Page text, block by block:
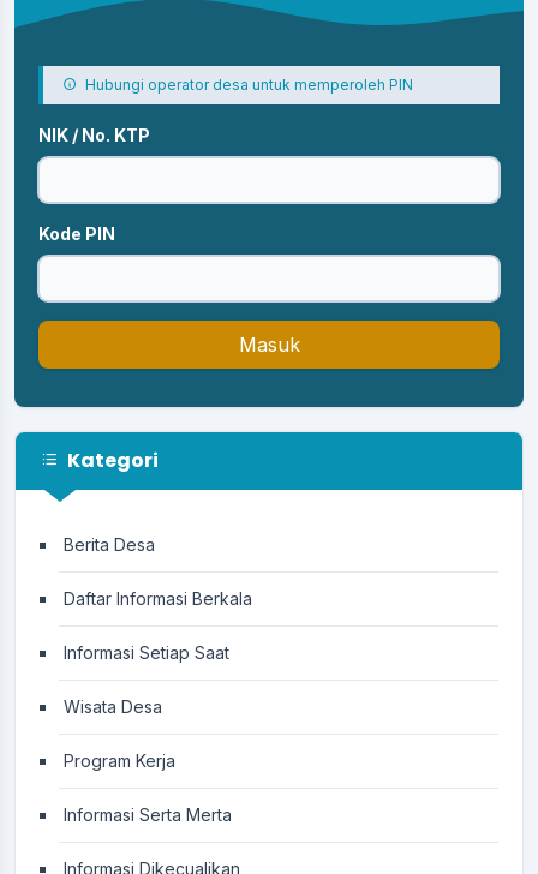
Hubungi operator desa untuk memperoleh PIN
NIK / No. KTP
Kode PIN
Masuk
Kategori
Berita Desa
Daftar Informasi Berkala
Informasi Setiap Saat
Wisata Desa
Program Kerja
Informasi Serta Merta
Informasi Dikecualikan